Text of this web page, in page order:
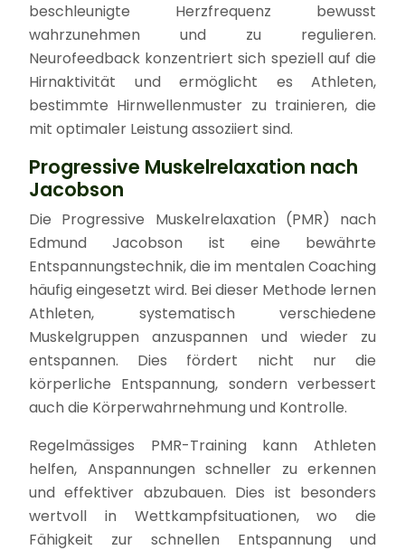
beschleunigte Herzfrequenz bewusst
wahrzunehmen und zu regulieren.
Neurofeedback konzentriert sich speziell auf die
Hirnaktivität und ermöglicht es Athleten,
bestimmte Hirnwellenmuster zu trainieren, die
mit optimaler Leistung assoziiert sind.
Progressive Muskelrelaxation nach
Jacobson
Die Progressive Muskelrelaxation (PMR) nach
Edmund Jacobson ist eine bewährte
Entspannungstechnik, die im mentalen Coaching
häufig eingesetzt wird. Bei dieser Methode lernen
Athleten, systematisch verschiedene
Muskelgruppen anzuspannen und wieder zu
entspannen. Dies fördert nicht nur die
körperliche Entspannung, sondern verbessert
auch die Körperwahrnehmung und Kontrolle.
Regelmässiges PMR-Training kann Athleten
helfen, Anspannungen schneller zu erkennen
und effektiver abzubauen. Dies ist besonders
wertvoll in Wettkampfsituationen, wo die
Fähigkeit zur schnellen Entspannung und